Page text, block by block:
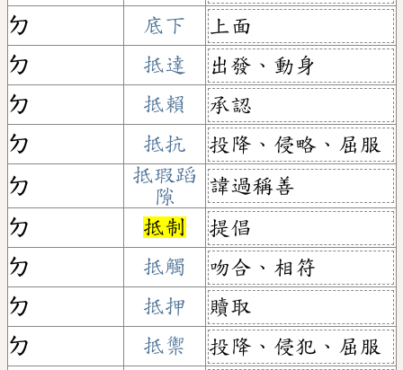
ㄉ
底下
上面
ㄉ
抵達
出發、動身
ㄉ
抵賴
承認
ㄉ
抵抗
投降、侵略、屈服
ㄉ
抵瑕蹈
隙
諱過稱善
ㄉ
抵制
提倡
ㄉ
抵觸
吻合、相符
ㄉ
抵押
贖取
ㄉ
抵禦
投降、侵犯、屈服